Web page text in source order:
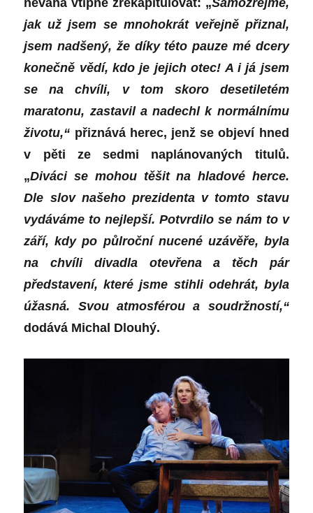
neváhá vtipně zrekapitulovat: „Samozřejmě,
jak už jsem se mnohokrát veřejně přiznal,
jsem nadšený, že díky této pauze mé dcery
konečně vědí, kdo je jejich otec! A i já jsem
se na chvíli, v tom skoro desetiletém
maratonu, zastavil a nadechl k normálnímu
životu,“ přiznává herec, jenž se objeví hned
v pěti ze sedmi naplánovaných titulů.
„Diváci se mohou těšit na hladové herce.
Dle slov našeho prezidenta v tomto stavu
vydáváme to nejlepší. Potvrdilo se nám to v
září, kdy po půlroční nucené uzávěře, byla
na chvíli divadla otevřena a těch pár
představení, které jsme stihli odehrát, byla
úžasná. Svou atmosférou a soudržností,“
dodává Michal Dlouhý.